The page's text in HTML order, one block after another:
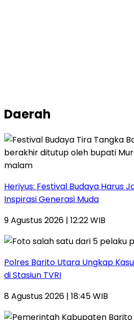
Daerah
Heriyus: Festival Budaya Harus
Inspirasi Generasi Muda
9 Agustus 2026 | 12:22 WIB
Polres Barito Utara Ungkap
di Stasiun TVRI
8 Agustus 2026 | 18:45 WIB